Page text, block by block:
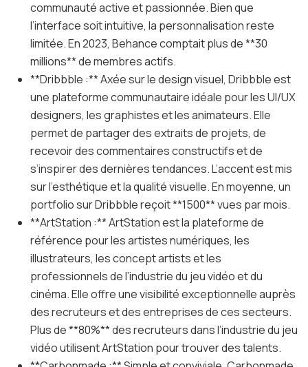
communauté active et passionnée. Bien que
l’interface soit intuitive, la personnalisation reste
limitée. En 2023, Behance comptait plus de **30
millions** de membres actifs.
**Dribbble :** Axée sur le design visuel, Dribbble est
une plateforme communautaire idéale pour les UI/UX
designers, les graphistes et les animateurs. Elle
permet de partager des extraits de projets, de
recevoir des commentaires constructifs et de
s’inspirer des dernières tendances. L’accent est mis
sur l’esthétique et la qualité visuelle. En moyenne, un
portfolio sur Dribbble reçoit **1500** vues par mois.
**ArtStation :** ArtStation est la plateforme de
référence pour les artistes numériques, les
illustrateurs, les concept artists et les
professionnels de l’industrie du jeu vidéo et du
cinéma. Elle offre une visibilité exceptionnelle auprès
des recruteurs et des entreprises de ces secteurs.
Plus de **80%** des recruteurs dans l’industrie du jeu
vidéo utilisent ArtStation pour trouver des talents.